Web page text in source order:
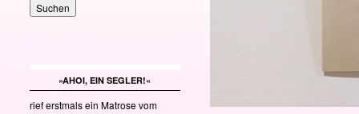
»AHOI, EIN SEGLER!«
rief erstmals ein Matrose vom